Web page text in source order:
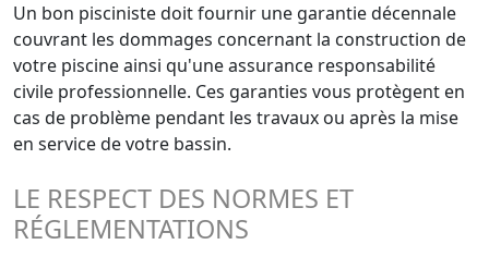
Un bon pisciniste doit fournir une garantie décennale
couvrant les dommages concernant la construction de
votre piscine ainsi qu'une assurance responsabilité
civile professionnelle. Ces garanties vous protègent en
cas de problème pendant les travaux ou après la mise
en service de votre bassin.
LE RESPECT DES NORMES ET
RÉGLEMENTATIONS